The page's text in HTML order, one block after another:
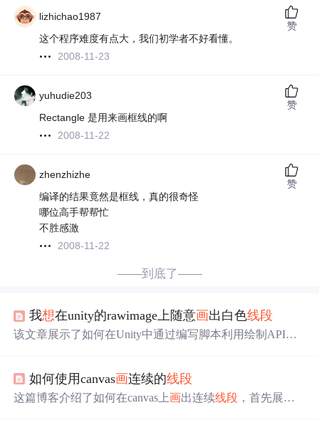
lizhichao1987
这个程序难度有点大，我们初学者不好看懂。
2008-11-23
赞
yuhudie203
Rectangle 是用来画框线的啊
2008-11-22
赞
zhenzhizhe
编译的结果竟然是框线，真的很奇怪
哪位高手帮帮忙
不胜感激
2008-11-22
赞
——到底了——
我想在unity的rawimage上随意画出白色线段
该文章展示了如何在Unity中通过编写脚本利用绘制API在R
方法画线，并将Texture2D应用到RawImage上显示。
如何使用canvas画连续的线段
这篇博客介绍了如何在canvas上画出连续线段 ，首先展示